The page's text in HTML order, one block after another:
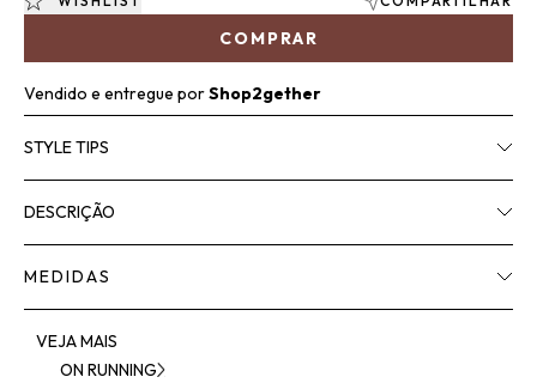
COMPRAR
Vendido e entregue porShop2gether
STYLE TIPS
DESCRIÇÃO
MEDIDAS
VEJA MAIS
ON RUNNING